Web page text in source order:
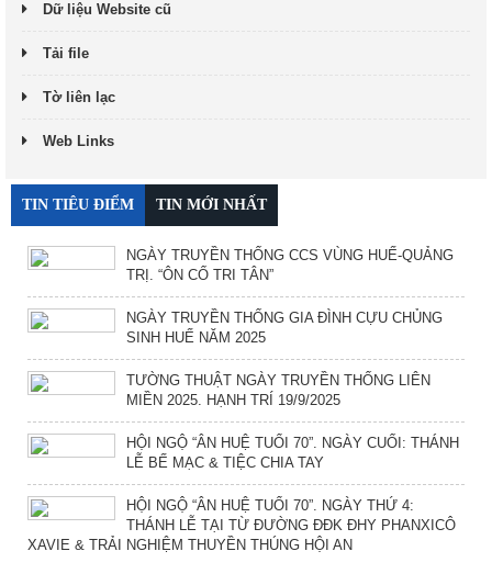
Dữ liệu Website cũ
Tải file
Tờ liên lạc
Web Links
TIN TIÊU ĐIỂM TIN MỚI NHẤT
NGÀY TRUYỀN THỐNG CCS VÙNG HUẾ-QUẢNG
TRỊ. “ÔN CỐ TRI TÂN”
NGÀY TRUYỀN THỐNG GIA ĐÌNH CỰU CHỦNG
SINH HUẾ NĂM 2025
TƯỜNG THUẬT NGÀY TRUYỀN THỐNG LIÊN
MIỀN 2025. HẠNH TRÍ 19/9/2025
HỘI NGỘ “ÂN HUỆ TUỔI 70”. NGÀY CUỐI: THÁNH
LỄ BẾ MẠC & TIỆC CHIA TAY
HỘI NGỘ “ÂN HUỆ TUỔI 70”. NGÀY THỨ 4:
THÁNH LỄ TẠI TỪ ĐƯỜNG ĐĐK ĐHY PHANXICÔ
XAVIE & TRẢI NGHIỆM THUYỀN THÚNG HỘI AN